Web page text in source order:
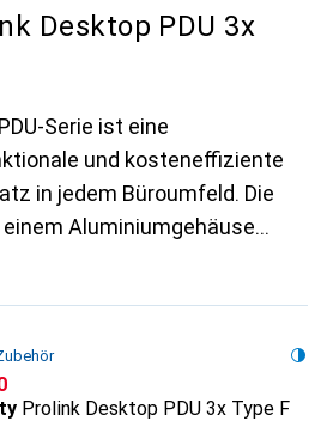
Desktop PDU 3x
Serie ist eine
und kosteneffiziente
in jedem Büroumfeld. Die
Aluminiumgehäuse
Prolink Desktop PDU 3x Type F